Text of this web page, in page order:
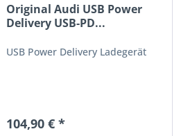
Original Audi USB Power
Delivery USB-PD...
USB Power Delivery Ladegerät
104,90 € *